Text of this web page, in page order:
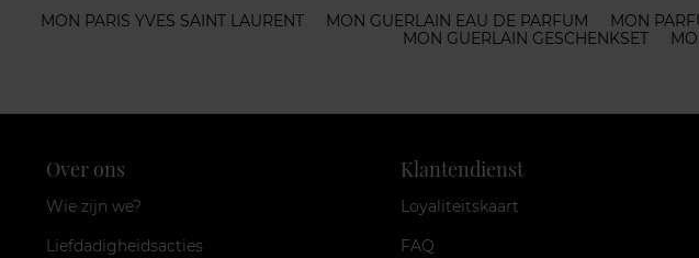
MON PARIS YVES SAINT LAURENT MON GUERLAIN EAU DE PARFUM MON
MON GUERLAIN GESCHENKSET
Over ons
Wie zijn we?
Liefdadigheidsacties
Klantendienst
Loyaliteitskaart
FAQ